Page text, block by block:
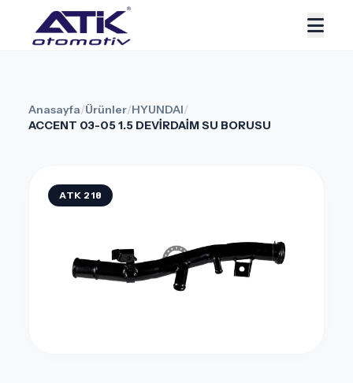
Anasayfa/Ürünler/HYUNDAI/
ACCENT 03-05 1.5 DEVİRDAİM SU BORUSU
ATK 218